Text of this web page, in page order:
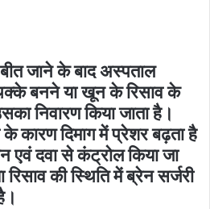
जाने के बाद अस्पताल
बनने या खून के रिसाव के
निवारण किया जाता है।
कारण दिमाग में प्रेशर बढ़ता है
दवा से कंट्रोल किया जा
की स्थिति में ब्रेन सर्जरी